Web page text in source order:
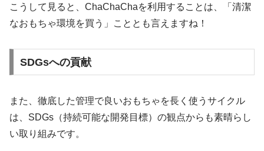
こうして見ると、ChaChaChaを利用することは、「清潔
なおもちゃ環境を買う」こととも言えますね！
SDGsへの貢献
また、徹底した管理で良いおもちゃを長く使うサイクル
は、SDGs（持続可能な開発目標）の観点からも素晴らし
い取り組みです。